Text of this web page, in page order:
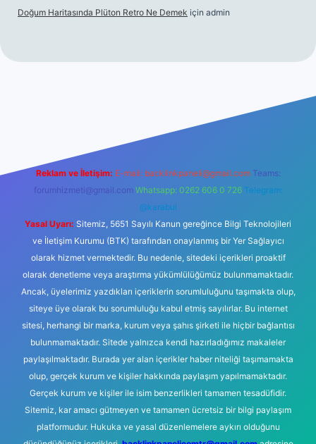
Doğum Haritasında Plüton Retro Ne Demek için admin
Reklam ve İletişim: E-mail: backlinkpaneli@gmail.com Teams:
forumhizmeti@gmail.com Whatsapp: 0262 606 0 726 Telegram:
@karabul
Yasal Uyarı: Sitemiz, 5651 Sayılı Kanun gereğince Bilgi Teknolojileri
ve İletişim Kurumu (BTK) tarafından onaylanmış bir Yer Sağlayıcı
olarak hizmet vermektedir. Bu nedenle, sitedeki içerikleri proaktif
olarak denetleme veya araştırma yükümlülüğümüz bulunmamaktadır.
Ancak, üyelerimiz yazdıkları içeriklerin sorumluluğunu taşımakta olup,
siteye üye olarak bu sorumluluğu kabul etmiş sayılırlar. Bu internet
sitesi, herhangi bir marka, kurum veya şahıs şirketi ile hiçbir bağlantısı
bulunmamaktadır. Sitede yalnızca kendi hazırladığımız makaleler
paylaşılmaktadır. Burada yer alan içerikler haber niteliği taşımamakta
olup, gerçek kurum ve kişiler hakkında paylaşım yapılmamaktadır.
Gerçek kurum ve kişiler ile isim benzerlikleri tamamen tesadüfidir.
Sitemiz, kar amacı gütmeyen ve tamamen ücretsiz bir bilgi paylaşım
platformudur. Hukuka ve yasal düzenlemelere aykırı olduğunu